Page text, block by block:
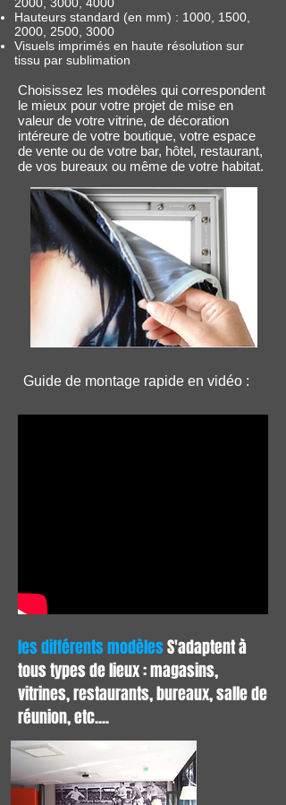
Hauteurs standard (en mm) : 1000, 1500,
2000, 2500, 3000
Visuels imprimés en haute résolution sur
tissu par sublimation
Choisissez les modèles qui correspondent
le mieux pour votre projet de mise en
valeur de votre vitrine, de décoration
intéreure de votre boutique, votre espace
de vente ou de votre bar, hôtel, restaurant,
de vos bureaux ou même de votre habitat.
Guide de montage rapide en vidéo :
les différents modèlesS'adaptent à
tous types de lieux : magasins,
vitrines, restaurants, bureaux, salle de
réunion, etc....